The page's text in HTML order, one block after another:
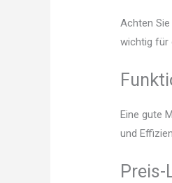
Achten
wichtig für
Eine gute
und
Preis-